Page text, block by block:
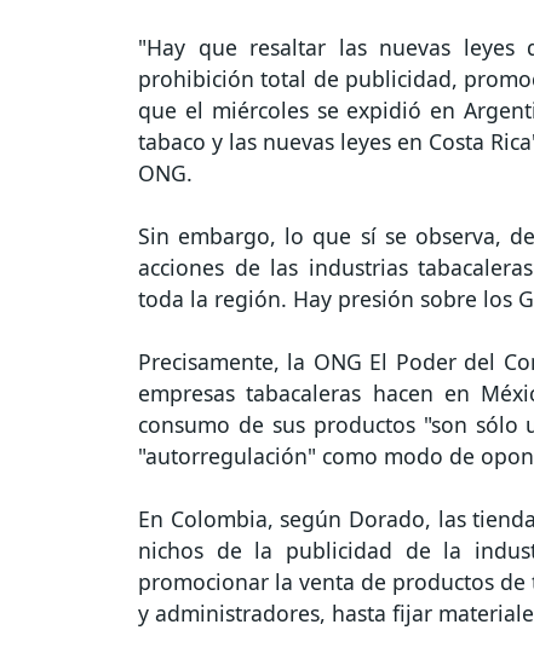
"Hay que resaltar las nuevas
prohibición total de publicidad,
que el miércoles se expidió en
tabaco y las nuevas leyes en Costa
ONG.
Sin embargo, lo que sí se observa,
acciones de las industrias
toda la región. Hay presión sobre los
Precisamente, la ONG El Poder del
empresas tabacaleras hacen en
consumo de sus productos "son
"autorregulación" como modo de
En Colombia, según Dorado, las
nichos de la publicidad de la
promocionar la venta de productos
y administradores, hasta fijar